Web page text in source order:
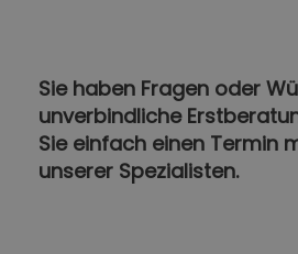
Sie haben Fragen oder
unverbindliche
Sie einfach einen Termin
unserer Spezialisten.